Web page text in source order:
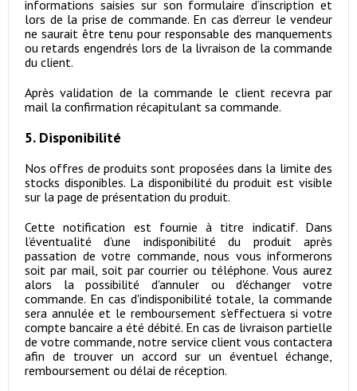
informations saisies sur son formulaire d’inscription et
lors de la prise de commande. En cas d’erreur le vendeur
ne saurait être tenu pour responsable des manquements
ou retards engendrés lors de la livraison de la commande
du client.
Après validation de la commande le client recevra par
mail la confirmation récapitulant sa commande.
5. Disponibilité
Nos offres de produits sont proposées dans la limite des
stocks disponibles. La disponibilité du produit est visible
sur la page de présentation du produit.
Cette notification est fournie à titre indicatif. Dans
l’éventualité d’une indisponibilité du produit après
passation de votre commande, nous vous informerons
soit par mail, soit par courrier ou téléphone. Vous aurez
alors la possibilité d'annuler ou d'échanger votre
commande. En cas d'indisponibilité totale, la commande
sera annulée et le remboursement s'effectuera si votre
compte bancaire a été débité. En cas de livraison partielle
de votre commande, notre service client vous contactera
afin de trouver un accord sur un éventuel échange,
remboursement ou délai de réception.